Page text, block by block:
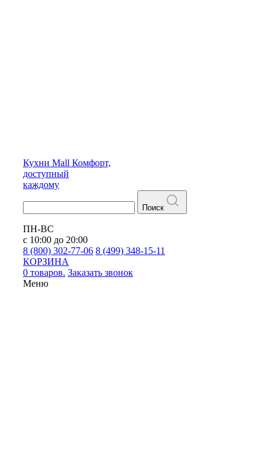
Кухни Mall Комфорт,
доступный
каждому
Поиск
ПН-ВС
с 10:00 до 20:00
8 (800) 302-77-06 8 (499) 348-15-11
КОРЗИНА
0 товаров. Заказать звонок
Меню